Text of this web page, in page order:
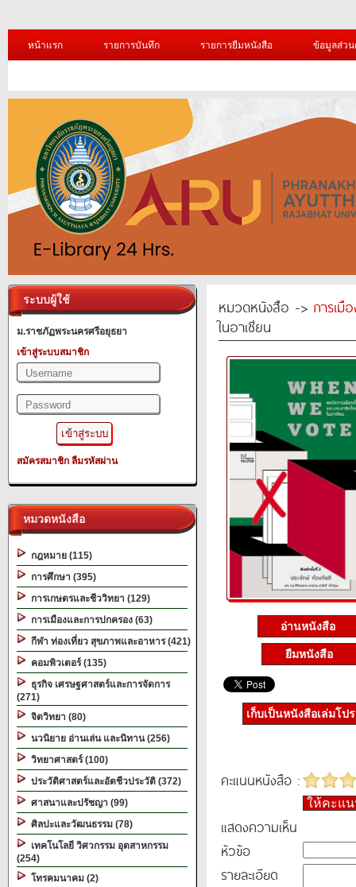
หน้าแรก รายการบันทึก รายการยืมหนังสือ ข้อมูลส่ว
ระบบผู้ใช้
ม.ราชภัฏพระนครศรีอยุธยา
เข้าสู่ระบบสมาชิก
สมัครสมาชิก ลืมรหัสผ่าน
หมวดหนังสือ
กฎหมาย (115)
การศึกษา (395)
การเกษตรและชีววิทยา (129)
การเมืองและการปกครอง (63)
กีฬา ท่องเที่ยว สุขภาพและอาหาร (421)
คอมพิวเตอร์ (135)
ธุรกิจ เศรษฐศาสตร์และการจัดการ
(271)
จิตวิทยา (80)
นวนิยาย อ่านเล่น และนิทาน (256)
วิทยาศาสตร์ (100)
ประวัติศาสตร์และอัตชีวประวัติ (372)
ศาสนาและปรัชญา (99)
ศิลปะและวัฒนธรรม (78)
เทคโนโลยี วิศวกรรม อุตสาหกรรม
(254)
โทรคมนาคม (2)
หมวดหนังสือ -> การเมื
ในอาเซียน
อ่านหนังสือ
ยืมหนังสือ
เก็บเป็นหนังสือเล่มโป
คะแนนหนังสือ :
ให้คะแ
แสดงความเห็น
หัวข้อ
รายละเอียด